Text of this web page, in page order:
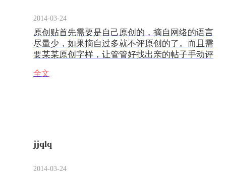
2014-03-24
原创贴首先需要是自己原创的，摘自网络的语言
尽量少，如果摘自过多就不评原创的了。而且需
要某某原创字样，让管管好找出亲的帖子手动评
帖子能详细也尽量详细点，说是300字，其实太
全文
jjqlq
2014-03-24